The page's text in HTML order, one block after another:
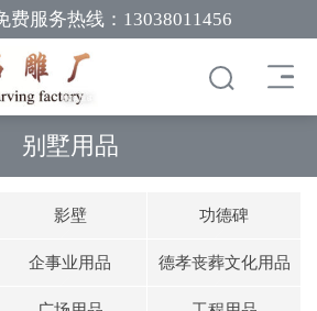
费服务热线： 13038011456
别墅用品
影壁 功德碑
企事业用品 德孝丧葬文化用品